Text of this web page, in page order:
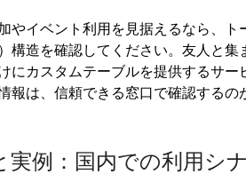
やイベント利用を見据えるなら、
構造を確認してください。友人と集
にカスタムテーブルを提供するサー
報は、信頼できる窓口で確認するの
例：国内での利用シ